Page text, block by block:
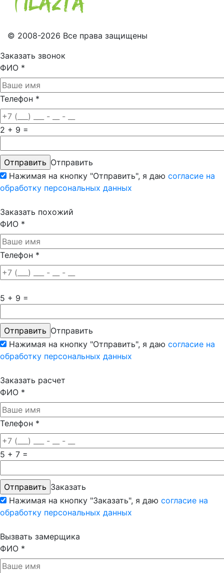
© 2008-2026 Все права защищены
Заказать звонок
ФИО *
Телефон *
2 + 9 =
Отправить
Нажимая на кнопку "Отправить", я даю согласие на
обработку персональных данных
Заказать похожий
ФИО *
Телефон *
5 + 9 =
Отправить
Нажимая на кнопку "Отправить", я даю согласие на
обработку персональных данных
Заказать расчет
ФИО *
Телефон *
5 + 7 =
Заказать
Нажимая на кнопку "Заказать", я даю согласие на
обработку персональных данных
Вызвать замерщика
ФИО *